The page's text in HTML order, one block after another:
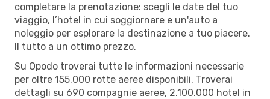
completare la prenotazione: scegli le date del tuo
viaggio, l’hotel in cui soggiornare e un'auto a
noleggio per esplorare la destinazione a tuo piacere.
Il tutto a un ottimo prezzo.
Su Opodo troverai tutte le informazioni necessarie
per oltre 155.000 rotte aeree disponibili. Troverai
dettagli su 690 compagnie aeree, 2.100.000 hotel in